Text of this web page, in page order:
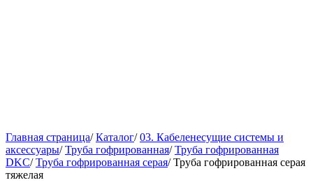
Главная страница/ Каталог/ 03. Кабеленесущие системы и
аксессуары/ Труба гофрированная/ Труба гофрированная
DKC/ Труба гофрированная серая/ Труба гофрированная серая
тяжелая